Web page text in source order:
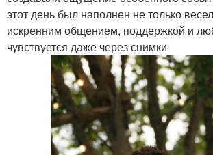
этот день был наполнен не только
искренним общением, поддержкой и
чувствуется даже через снимки